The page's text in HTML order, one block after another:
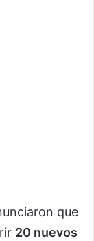
que
20 nuevos